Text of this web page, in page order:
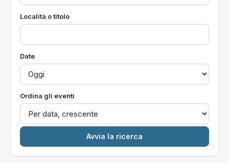
Località o titolo
Date
Ordina gli eventi